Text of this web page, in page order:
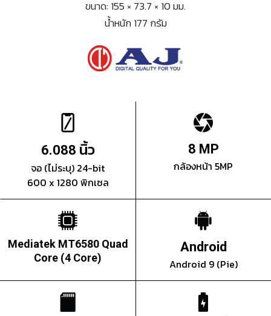
ขนาด: 155 × 73.7 × 10 มม.
น้ำหนัก 177 กรัม
6.088 นิ้ว
จอ (ไม่ระบุ) 24-bit
600 x 1280 พิกเซล
8 MP
กล้องหน้า 5MP
Mediatek MT6580 Quad
Core (4 Core)
Android
Android 9 (Pie)